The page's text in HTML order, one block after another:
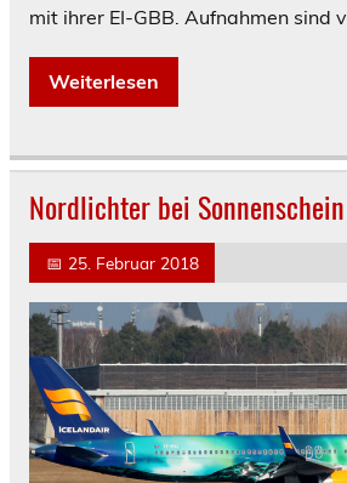
mit ihrer EI-GBB. Aufnahmen sind
Weiterlesen
Nordlichter bei
📅 25. Februar 2018